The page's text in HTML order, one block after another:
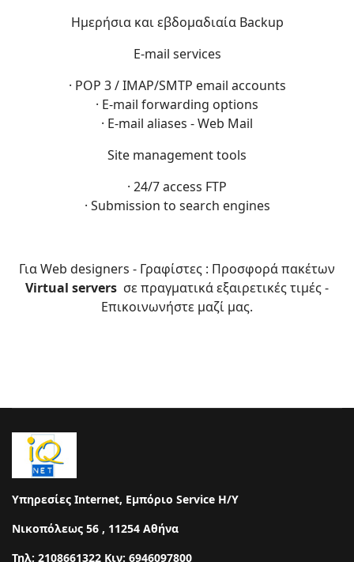
Ημερήσια και εβδομαδιαία Backup
E-mail services
· POP 3 / IMAP/SMTP email accounts
· E-mail forwarding options
· E-mail aliases - Web Mail
Site management tools
· 24/7 access FTP
· Submission to search engines
Για Web designers - Γραφίστες : Προσφορά πακέτων
Virtual servers σε πραγματικά εξαιρετικές τιμές -
Επικοινωνήστε μαζί μας.
Υπηρεσίες Internet, Εμπόριο Service Η/Υ
Νικοπόλεως 56 , 11254 Αθήνα
Τηλ; 2108661322 Κιν: 6946097800